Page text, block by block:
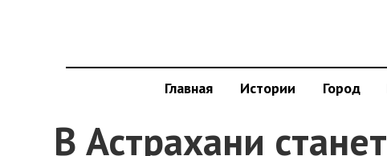
Главная Истории Город
В Астрахани